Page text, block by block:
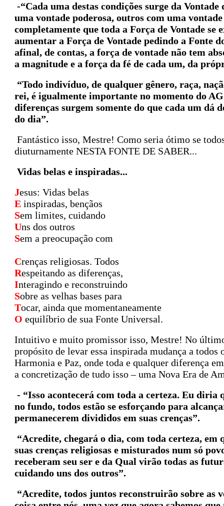
-“Cada uma destas condições surge da
uma vontade poderosa, outros com uma
completamente que toda a Força de Vontade se
aumentar a Força de Vontade pedindo a Fonte
afinal, de contas, a força de vontade não tem
a magnitude e a força da fé de cada um, da
“Todo indivíduo, de qualquer gênero, raça,
rei, é igualmente importante no momento do
diferenças surgem somente do que cada um dá
do dia”.
Fantástico isso, Mestre! Como seria ótimo se
diuturnamente NESTA FONTE DE SABER...
Vidas belas e inspiradas...
Jesus: Vidas belas
E inspiradas, bençãos
Sem limites, cuidando
Uns dos outros
Sem a preocupação com
Crenças religiosas. Todos
Respeitando as diferenças,
Interagindo e reconstruindo
Sobre as velhas bases para
Tocar, ainda que momentaneamente
O equilíbrio de sua Fonte Universal.
Intuitivo e muito promissor isso, Mestre! No
propósito de levar essa inspirada mudança a
Harmonia e Paz, onde toda e qualquer diferença
a concretização de tudo isso – uma Nova Era de
- “Isso acontecerá com toda a certeza. Eu
no fundo, todos estão se esforçando para
permanecerem divididos em suas crenças”.
“Acredite, chegará o dia, com toda certeza,
suas crenças religiosas e misturados num só
receberam seu ser e da Qual virão todas as
cuidando uns dos outros”.
“Acredite, todos juntos reconstruirão sobre as